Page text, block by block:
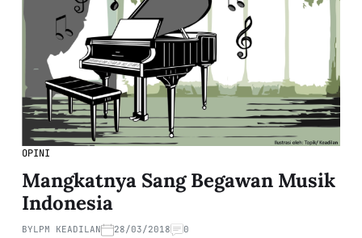
OPINI
Mangkatnya Sang Begawan Musik
Indonesia
BYLPM KEADILAN 28/03/2018 0